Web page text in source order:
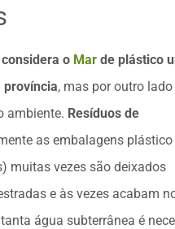
o Mar de plástico
província, mas por outro
ambiente. Resíduos de
as embalagens plástico
muitas vezes são deixados
e às vezes acabam
água subterrânea é